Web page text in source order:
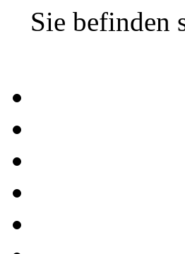
Sie befinden